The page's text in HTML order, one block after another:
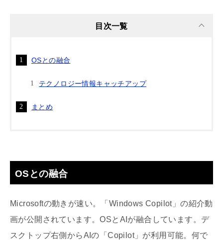
目次一覧
OSとの融合
テクノロジー情報キャッチアップ
まとめ
OSとの融合
Microsoftの動きが速い。「Windows Copilot」の紹介動
画が公開されています。OSとAIが融合しています。デ
スクトップ右側からAIの「Copilot」が利用可能。何で